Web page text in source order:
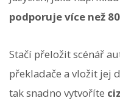
podporuje více než
Stačí přeložit scénář
překladače a vložit jej
tak snadno vytvoříte